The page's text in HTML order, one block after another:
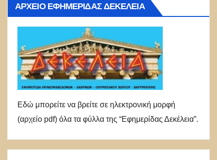
ΑΡΧΕΊΟ ΕΦΗΜΕΡΊΔΑΣ ΔΕΚΈΛΕΙΑ
Εδώ μπορείτε να βρείτε σε ηλεκτρονική μορφή
(αρχείο pdf) όλα τα φύλλα της “Εφημερίδας Δεκέλεια”.